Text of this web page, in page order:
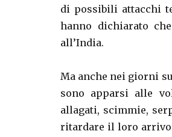
di possibili attacchi
hanno dichiarato
all’India.
Ma anche nei giorni
sono apparsi alle
allagati, scimmie,
ritardare il loro arrivo